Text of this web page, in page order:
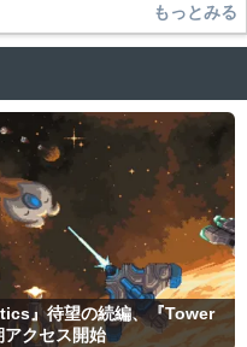
もっとみる
』待望の続編、『Tower
クセス開始